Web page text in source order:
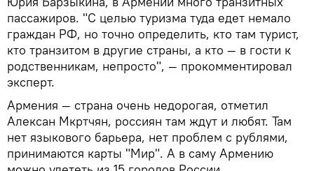
пассажиров. "С целью туризма туда едет немало
граждан РФ, но точно определить, кто там турист,
кто транзитом в другие страны, а кто — в гости к
родственникам, непросто", — прокомментировал
эксперт.
Армения — страна очень недорогая, отметил
Алексан Мкртчян, россиян там ждут и любят. Там
нет языкового барьера, нет проблем с рублями,
принимаются карты "Мир". А в саму Армению